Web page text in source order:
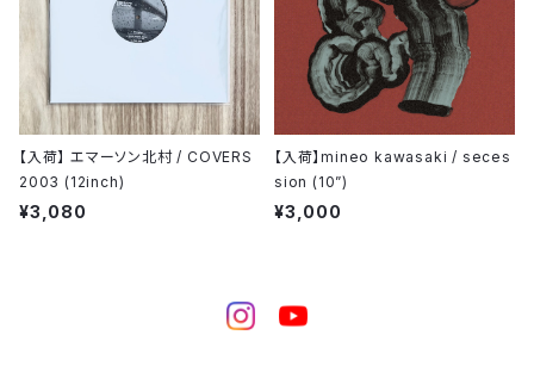
【入荷】 エマーソン北村 / COVERS
2003 (12inch)
¥3,080
【入荷】mineo kawasaki / seces
sion (10”)
¥3,000